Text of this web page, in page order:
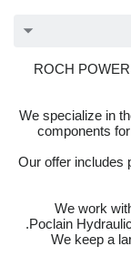
ROCH
We specialize in
components
Our offer includes
We work
Poclain
We keep a